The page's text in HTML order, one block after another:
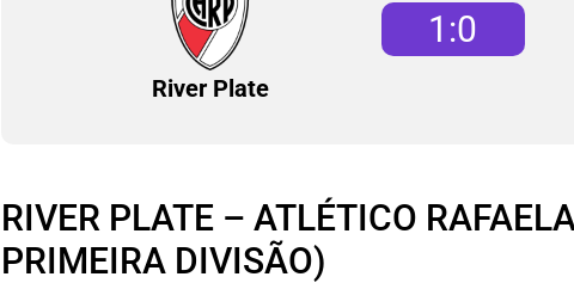
River Plate
1 :0
RIVER PLATE – ATLÉTICO
PRIMEIRA DIVISÃO)